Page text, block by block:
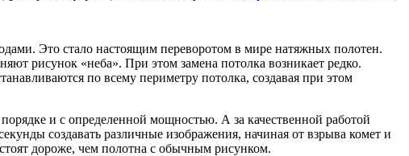
Это стало настоящим переворотом в мире натяжных полотен.
рисунок «неба». При этом замена потолка возникает редко.
по всему периметру потолка, создавая при этом
и с определенной мощностью. А за качественной работой
создавать различные изображения, начиная от взрыва комет и
дороже, чем полотна с обычным рисунком.